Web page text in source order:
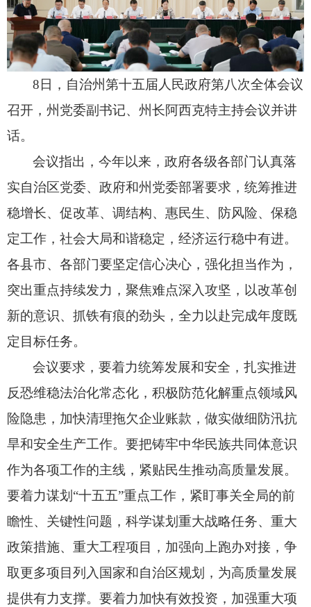
8日， 自治州第十五届人民政府第八次全体会议
召开， 州党委副书记、 州长阿西克特主持会议并讲
话。
会议指出，今年以来，政府各级各部门认真落
实自治区党委、 政府和州党委部署要求， 统筹推进
稳增长、 促改革、 调结构、 惠民生、 防风险、 保稳
定工作， 社会大局和谐稳定， 经济运行稳中有进。
各县市、 各部门要坚定信心决心， 强化担当作为，
突出重点持续发力， 聚焦难点深入攻坚， 以改革创
新的意识、 抓铁有痕的劲头， 全力以赴完成年度既
定目标任务。
会议要求，要着力统筹发展和安全，扎实推进
反恐维稳法治化常态化， 积极防范化解重点领域风
险隐患， 加快清理拖欠企业账款， 做实做细防汛抗
旱和安全生产工作。 要把铸牢中华民族共同体意识
作为各项工作的主线， 紧贴民生推动高质量发展。
要着力谋划“十五五”重点工作， 紧盯事关全局的前
瞻性、 关键性问题， 科学谋划重大战略任务、 重大
政策措施、 重大工程项目， 加强向上跑办对接， 争
取更多项目列入国家和自治区规划， 为高质量发展
提供有力支撑。 要着力加快有效投资， 加强重大项